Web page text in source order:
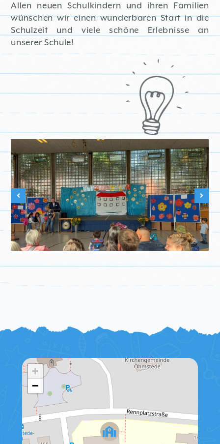
Allen neuen Schulkindern und ihren Familien
wünschen wir einen wunderbaren Start in die
Schulzeit und viele schöne Erlebnisse an
unserer Schule!
+
−